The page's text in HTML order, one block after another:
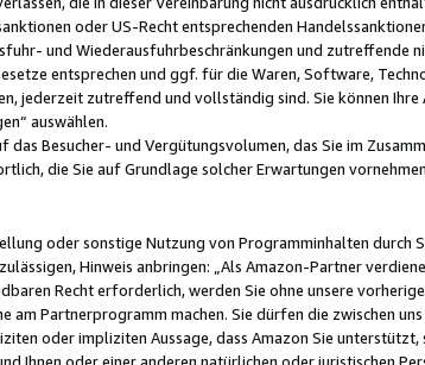
oder US-Recht entsprechenden
und Wiederausfuhrbeschränkungen und zutreffende
entsprechen und ggf. für die Waren, Software,
jederzeit zutreffend und vollständig sind. Sie können Ihre
auswählen.
Besucher- und Vergütungsvolumen, das Sie im
die Sie auf Grundlage solcher Erwartungen
oder sonstige Nutzung von Programminhalten durch
Hinweis anbringen: „Als Amazon-Partner
Recht erforderlich, werden Sie ohne unsere
Partnerprogramm machen. Sie dürfen die zwischen
oder impliziten Aussage, dass Amazon Sie
Ihnen oder einer anderen natürlichen oder juristischen